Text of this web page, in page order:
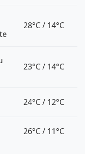
28°C / 14°C
23°C / 14°C
24°C / 12°C
26°C / 11°C